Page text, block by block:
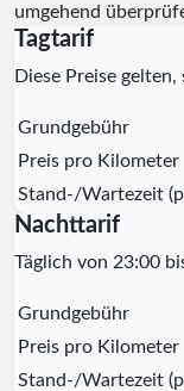
umgehend
Tagtarif
Diese Preise
Grundgebühr
Preis pro Kilometer
Stand-/Wartezeit
Nachttarif
Täglich von 23:00
Grundgebühr
Preis pro Kilometer
Stand-/Wartezeit